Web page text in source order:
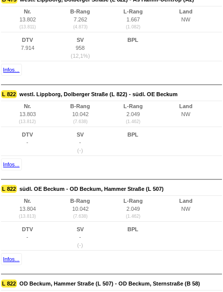
Nr.
13.802
(13.811)
B-Rang
7.262
(4.873)
L-Rang
1.667
(1.082)
Land
NW
DTV
7.914
SV
958
(12,1%)
BPL
Infos...
L 822 westl. Lippborg, Dolberger Straße (L 822) - südl. OE Beckum
Nr.
13.803
(13.812)
B-Rang
10.042
(7.638)
L-Rang
2.049
(1.462)
Land
NW
DTV
-
SV
-
(-)
BPL
Infos...
L 822 südl. OE Beckum - OD Beckum, Hammer Straße (L 507)
Nr.
13.804
(13.813)
B-Rang
10.042
(7.638)
L-Rang
2.049
(1.462)
Land
NW
DTV
-
SV
-
(-)
BPL
Infos...
L 822 OD Beckum, Hammer Straße (L 507) - OD Beckum, Sternstraße (B 58)